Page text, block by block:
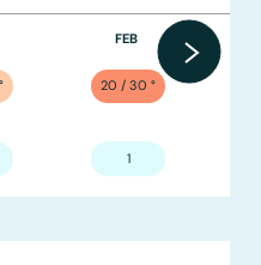
FEB
20 / 30 °
1